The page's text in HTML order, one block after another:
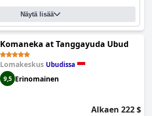
Näytä lisää
Komaneka at Tanggayuda Ubud
Lomakeskus Ubudissa
9,5 Erinomainen
Alkaen 222 $